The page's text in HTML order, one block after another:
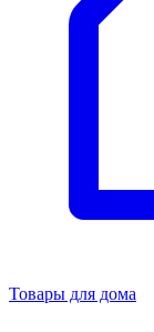
Товары для дома